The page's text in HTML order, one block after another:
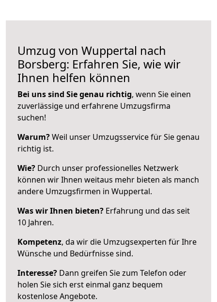
Umzug von Wuppertal nach
Borsberg: Erfahren Sie, wie wir
Ihnen helfen können
Bei uns sind Sie genau richtig, wenn Sie einen
zuverlässige und erfahrene Umzugsfirma
suchen!
Warum?Weil unser Umzugsservice für Sie genau
richtig ist.
Wie? Durch unser professionelles Netzwerk
können wir Ihnen weitaus mehr bieten als manch
andere Umzugsfirmen in Wuppertal.
Was wir Ihnen bieten? Erfahrung und das seit
10 Jahren.
Kompetenz, da wir die Umzugsexperten für Ihre
Wünsche und Bedürfnisse sind.
Interesse? Dann greifen Sie zum Telefon oder
holen Sie sich erst einmal ganz bequem
kostenlose Angebote.